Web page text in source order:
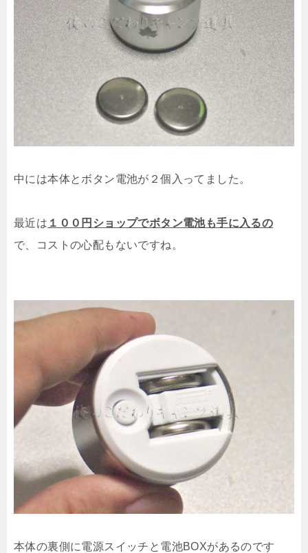
中には本体とボタン電池が２個入ってました。
最近は １００円ショップでボタン電池も手に入るの
で、コストの心配もないですね。
本体の裏側に電源スイッチと電池BOXがあるのです